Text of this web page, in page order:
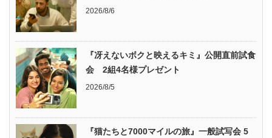
2026/8/6
『冴えないボクと映えるキミ』公開直前試食
会 2組4名様プレゼント
2026/8/5
『猫たちと7000マイルの旅』一般試写会 5